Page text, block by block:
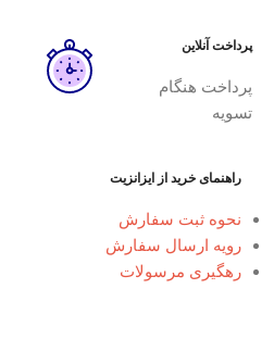
پرداخت آنلاین
پرداخت هنگام
تسویه
راهنمای خرید از ایزانزیت
نحوه ثبت سفارش
رویه ارسال سفارش
رهگیری مرسولات